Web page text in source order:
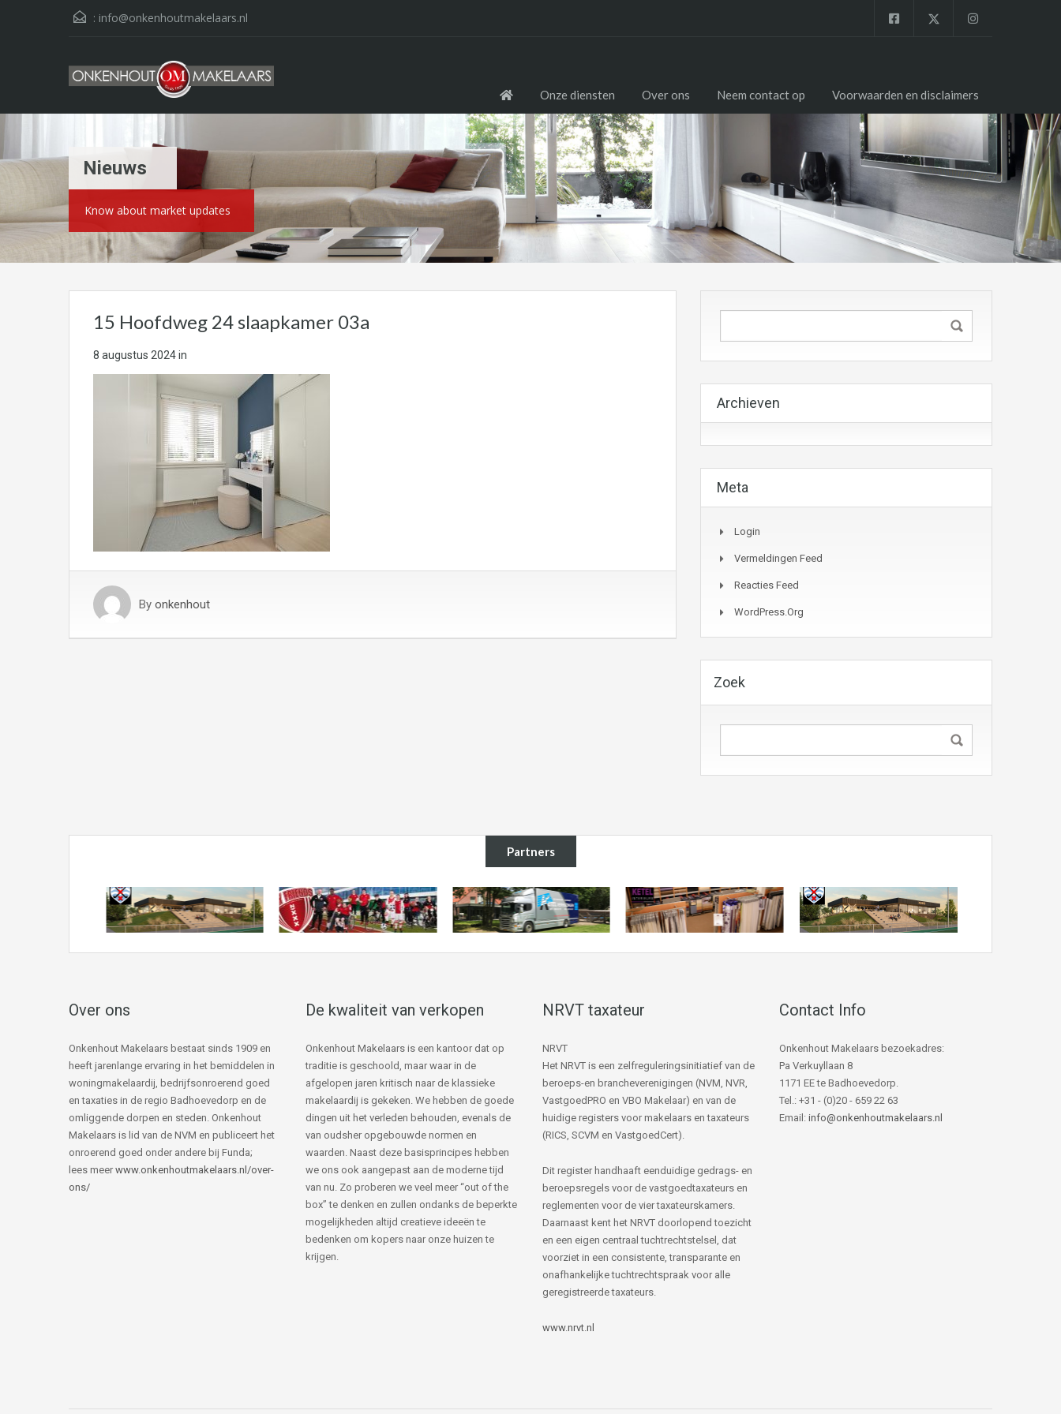
: info@onkenhoutmakelaars.nl
Onze diensten Over ons Neem contact op Voorwaarden en disclaimers
Nieuws
Know about market updates
15 Hoofdweg 24 slaapkamer 03a
8 augustus 2024in
By onkenhout
Archieven
Meta
Login
Vermeldingen Feed
Reacties Feed
WordPress.org
Zoek
Partners
Over ons
Onkenhout Makelaars bestaat sinds 1909 en
heeft jarenlange ervaring in het bemiddelen in
woningmakelaardij, bedrijfsonroerend goed
en taxaties in de regio Badhoevedorp en de
omliggende dorpen en steden. Onkenhout
Makelaars is lid van de NVM en publiceert het
onroerend goed onder andere bij Funda;
lees meer www.onkenhoutmakelaars.nl/over-
ons/
De kwaliteit van verkopen
Onkenhout Makelaars is een kantoor dat op
traditie is geschoold, maar waar in de
afgelopen jaren kritisch naar de klassieke
makelaardij is gekeken. We hebben de goede
dingen uit het verleden behouden, evenals de
van oudsher opgebouwde normen en
waarden. Naast deze basisprincipes hebben
we ons ook aangepast aan de moderne tijd
van nu. Zo proberen we veel meer “out of the
box” te denken en zullen ondanks de beperkte
mogelijkheden altijd creatieve ideeën te
bedenken om kopers naar onze huizen te
krijgen.
NRVT taxateur
NRVT
Het NRVT is een zelfreguleringsinitiatief van de
beroeps-en brancheverenigingen (NVM, NVR,
VastgoedPRO en VBO Makelaar) en van de
huidige registers voor makelaars en taxateurs
(RICS, SCVM en VastgoedCert).
Dit register handhaaft eenduidige gedrags- en
beroepsregels voor de vastgoedtaxateurs en
reglementen voor de vier taxateurskamers.
Daarnaast kent het NRVT doorlopend toezicht
en een eigen centraal tuchtrechtstelsel, dat
voorziet in een consistente, transparante en
onafhankelijke tuchtrechtspraak voor alle
geregistreerde taxateurs.
www.nrvt.nl
Contact Info
Onkenhout Makelaars bezoekadres:
Pa Verkuyllaan 8
1171 EE te Badhoevedorp.
Tel.: +31 - (0)20 - 659 22 63
Email: info@onkenhoutmakelaars.nl